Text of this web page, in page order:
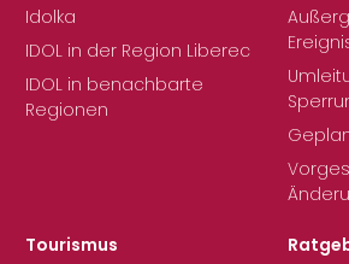
Idolka
IDOL in der Region Liberec
IDOL in benachbarte
Regionen
Tourismus